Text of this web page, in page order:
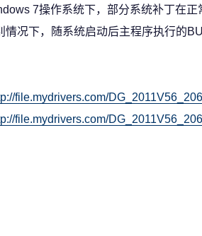
7操作系统下，部分系统补丁在
情况下，随系统启动后主程序执行的
file.mydrivers.com/
file.mydrivers.com/